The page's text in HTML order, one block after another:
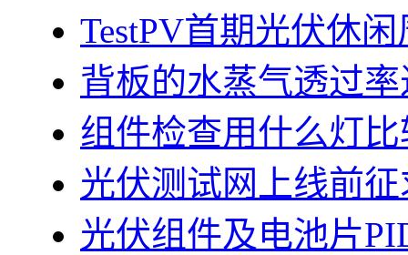
TestPV首期光伏休
背板的水蒸气透过
组件检查用什么灯
光伏测试网上线前
光伏组件及电池片